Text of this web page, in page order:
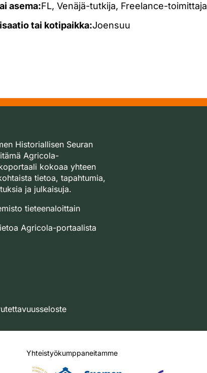
asema:FL, Venäjä-tutkija, Freelance-toimittaja
tai kotipaikka:Joensuu
Historiallisen Seuran
Agricola-
kokoaa yhteen
tietoa, tapahtumia,
ja julkaisuja.
tieteenaloittain
Agricola-portaalista
Yhteistyökumppaneitamme